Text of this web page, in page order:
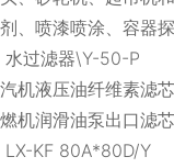
剂、喷漆喷涂、容器
水过滤器\Y-50-P
汽机液压油纤维素滤
燃机润滑油泵出口滤
LX-KF 80A*80D/Y